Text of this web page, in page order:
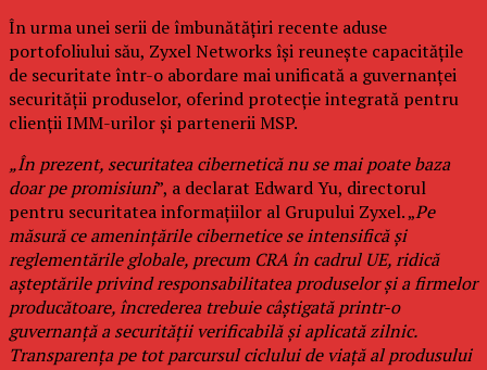
În urma unei serii de îmbunătățiri recente aduse
portofoliului său, Zyxel Networks își reunește capacitățile
de securitate într-o abordare mai unificată a guvernanței
securității produselor, oferind protecție integrată pentru
clienții IMM-urilor și partenerii MSP.
„În prezent, securitatea cibernetică nu se mai poate baza
doar pe promisiuni”, a declarat Edward Yu, directorul
pentru securitatea informațiilor al Grupului Zyxel. „Pe
măsură ce amenințările cibernetice se intensifică și
reglementările globale, precum CRA în cadrul UE, ridică
așteptările privind responsabilitatea produselor și a firmelor
producătoare, încrederea trebuie câștigată printr-o
guvernanță a securității verificabilă și aplicată zilnic.
Transparența pe tot parcursul ciclului de viață al produsului